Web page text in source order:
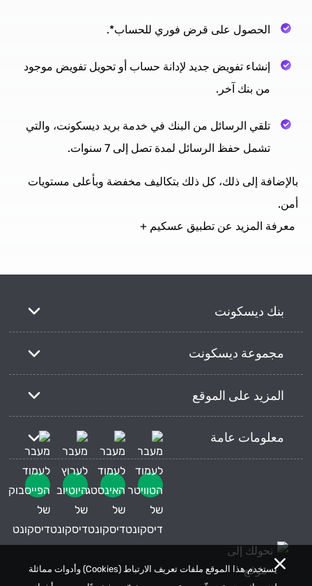
يستخدم هذا الموقع ملفات تعريف الارتباط (Cookies) وأدوات مماثلة
الحصول على قرض فوري للحساب*.
إنشاء تفويض جديد لإدانة حساب أو تحويل تفويض موجود
من بنك آخر.
تلقي الرسائل من البنك في خدمة بريد ديسكونت، والتي
تشمل حفظ الرسائل لمدة تصل إلى 7 سنوات.
بالإضافة إلى ذلك، كل ذلك بتكاليف مخفضة وبأعلى مستويات
أمن.
معرفة المزيد عن تطبيق عسكيم +
بنك ديسكونت
مجموعة ديسكونت
المزيد على الموقع
معلومات عامة